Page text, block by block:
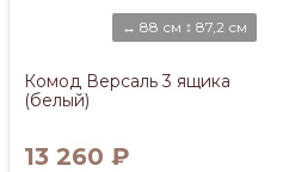
↔ 88 см ↕ 87,2 см
Комод Версаль 3 ящика
(белый)
13 260 ₽